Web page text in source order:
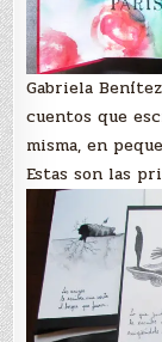
Gabriela
cuentos que
misma, en
Estas son las